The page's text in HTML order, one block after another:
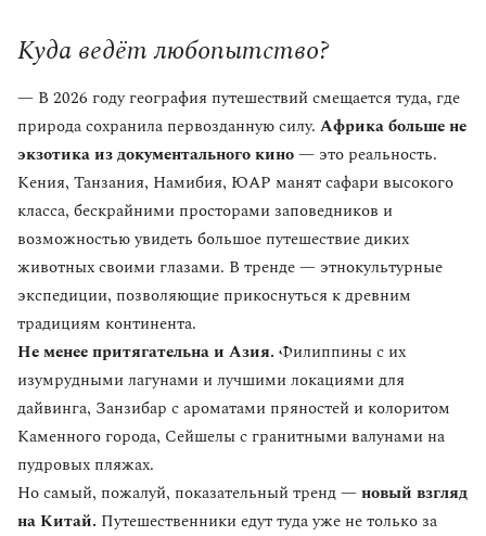
Куда ведёт любопытство?
— В 2026 году география путешествий смещается туда, где
природа сохранила первозданную силу. Африка больше не
экзотика из документального кино— это реальность.
Кения, Танзания, Намибия, ЮАР манят сафари высокого
класса, бескрайними просторами заповедников и
возможностью увидеть большое путешествие диких
животных своими глазами. В тренде — этнокультурные
экспедиции, позволяющие прикоснуться к древним
традициям континента.
Не менее притягательна и Азия. Филиппины с их
изумрудными лагунами и лучшими локациями для
дайвинга, Занзибар с ароматами пряностей и колоритом
Каменного города, Сейшелы с гранитными валунами на
пудровых пляжах.
Но самый, пожалуй, показательный тренд —новый взгляд
на Китай. Путешественники едут туда уже не только за